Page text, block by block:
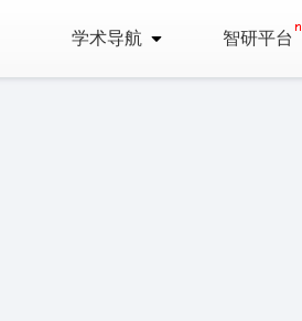
学术导航 智研平台